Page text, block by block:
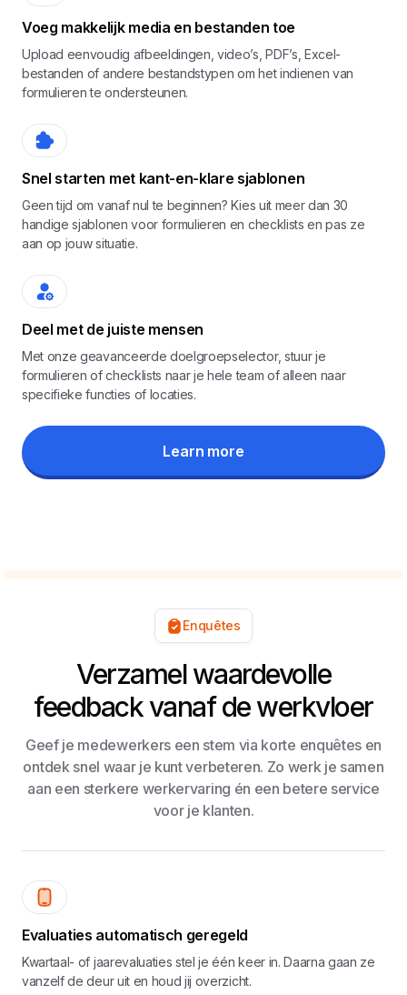
Voeg makkelijk media en bestanden toe
Upload eenvoudig afbeeldingen, video’s, PDF’s, Excel-
bestanden of andere bestandstypen om het indienen van
formulieren te ondersteunen.
Snel starten met kant-en-klare sjablonen
Geen tijd om vanaf nul te beginnen? Kies uit meer dan 30
handige sjablonen voor formulieren en checklists en pas ze
aan op jouw situatie.
Deel met de juiste mensen
Met onze geavanceerde doelgroepselector, stuur je
formulieren of checklists naar je hele team of alleen naar
specifieke functies of locaties.
Learn more
Enquêtes
Verzamel waardevolle
feedback vanaf de werkvloer
Geef je medewerkers een stem via korte enquêtes en
ontdek snel waar je kunt verbeteren. Zo werk je samen
aan een sterkere werkervaring én een betere service
voor je klanten.
Evaluaties automatisch geregeld
Kwartaal- of jaarevaluaties stel je één keer in. Daarna gaan ze
vanzelf de deur uit en houd jij overzicht.